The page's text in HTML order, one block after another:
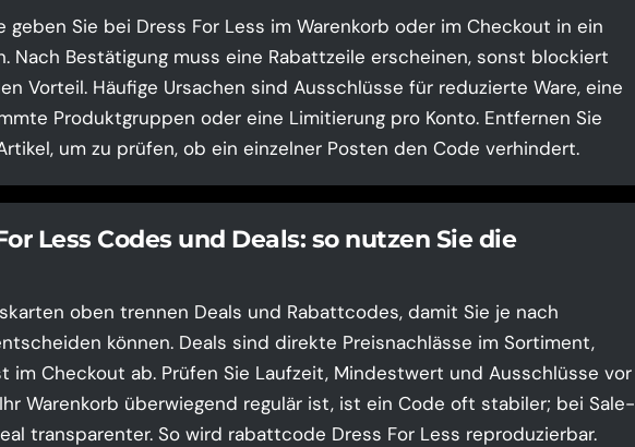
geben Sie bei Dress For Less im Warenkorb oder im Checkout in ein
Nach Bestätigung muss eine Rabattzeile erscheinen, sonst blockiert
Vorteil. Häufige Ursachen sind Ausschlüsse für reduzierte Ware, eine
Produktgruppen oder eine Limitierung pro Konto. Entfernen Sie
um zu prüfen, ob ein einzelner Posten den Code verhindert.
Less Codes und Deals: so nutzen Sie die
oben trennen Deals und Rabattcodes, damit Sie je nach
können. Deals sind direkte Preisnachlässe im Sortiment,
im Checkout ab. Prüfen Sie Laufzeit, Mindestwert und Ausschlüsse vor
Warenkorb überwiegend regulär ist, ist ein Code oft stabiler; bei Sale-
transparenter. So wird rabattcode Dress For Less reproduzierbar.